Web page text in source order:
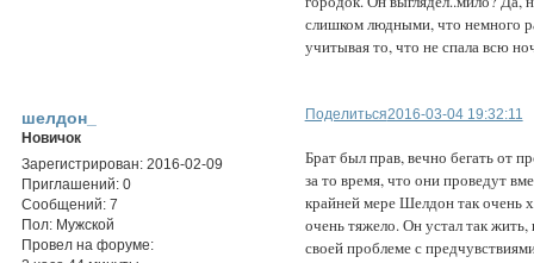
слишком людными, что немного
учитывая то, что не спала всю
Поделиться2016-03-04 19:32:11
шелдон_
Новичок
Зарегистрирован: 2016-02-09
Приглашений: 0
Сообщений: 7
Пол: Мужской
Провел на форуме:
Брат был прав, вечно бегать от
за то время, что они проведут
крайней мере Шелдон так очень
очень тяжело. Он устал так жить,
своей проблеме с